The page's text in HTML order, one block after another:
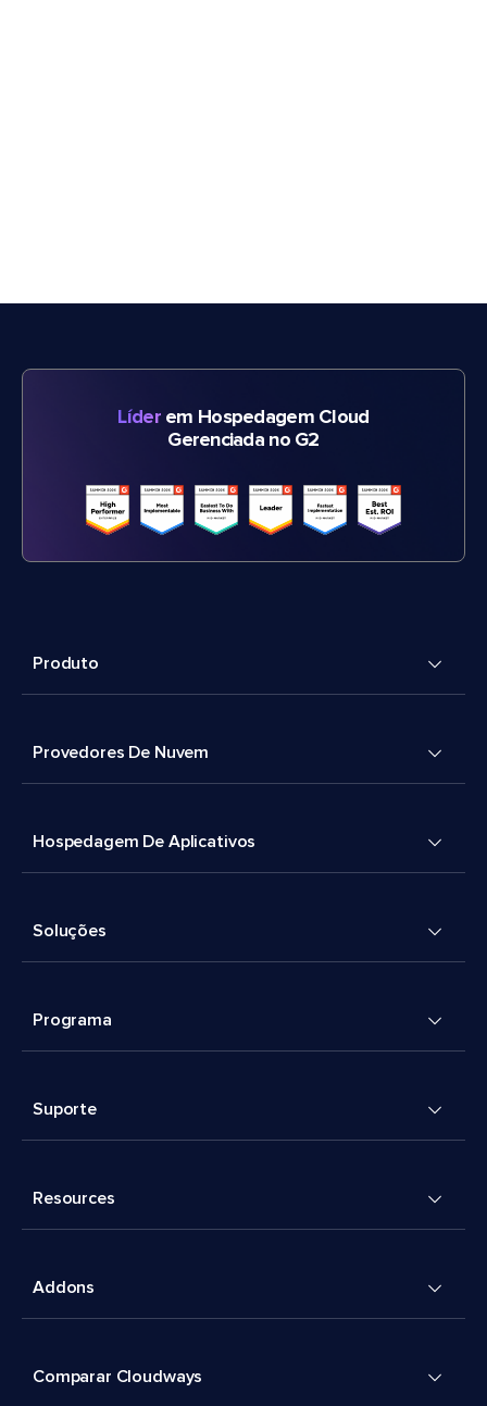
Líderem Hospedagem Cloud
Gerenciada no G2
Produto
Provedores De Nuvem
Hospedagem De Aplicativos
Soluções
Programa
Suporte
Resources
Addons
Comparar Cloudways